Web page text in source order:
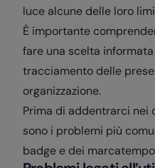
luce alcune delle loro
È importante
fare una scelta
tracciamento delle
organizzazione.
Prima di addentrarci nei
sono i problemi più
badge e dei